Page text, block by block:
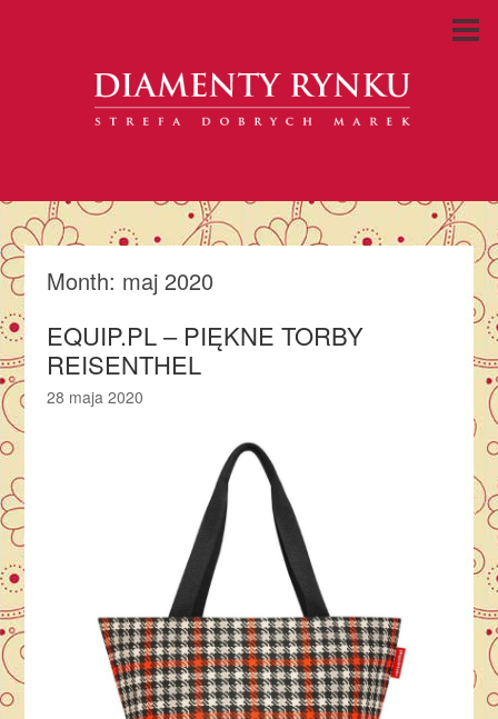
Month: maj 2020
EQUIP.PL – PIĘKNE TORBY
REISENTHEL
28 maja 2020